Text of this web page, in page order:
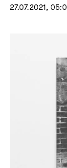
27.07.2021,